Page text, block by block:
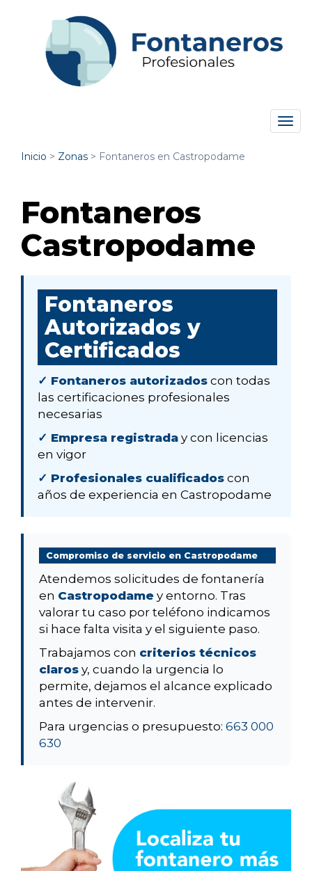
Inicio > Zonas > Fontaneros en Castropodame
Fontaneros
Castropodame
Fontaneros
Autorizados y
Certificados
✓ Fontaneros autorizados con todas
las certificaciones profesionales
necesarias
✓ Empresa registrada y con licencias
en vigor
✓ Profesionales cualificados con
años de experiencia en Castropodame
Compromiso de servicio en Castropodame
Atendemos solicitudes de fontanería
en Castropodame y entorno. Tras
valorar tu caso por teléfono indicamos
si hace falta visita y el siguiente paso.
Trabajamos con criterios técnicos
claros y, cuando la urgencia lo
permite, dejamos el alcance explicado
antes de intervenir.
Para urgencias o presupuesto: 663 000
630